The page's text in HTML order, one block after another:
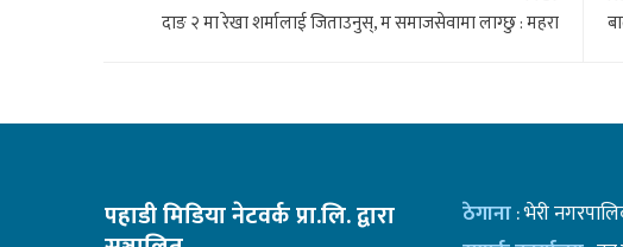
दाङ २ मा रेखा शर्मालाई जिताउनुस्, म समाजसेवामा लाग्छु : महरा
पहाडी मिडिया नेटवर्क प्रा.लि. द्वारा ठेगाना: भेरी